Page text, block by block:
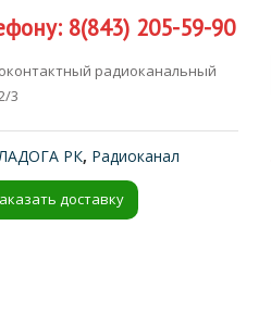
8(843) 205-59-90
радиоканальный
3
РК, Радиоканал
доставку